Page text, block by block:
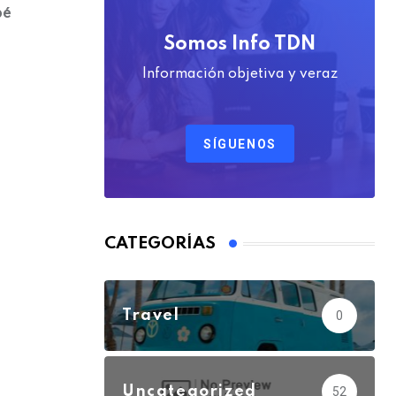
Somos Info TDN
Información objetiva y veraz
SÍGUENOS
CATEGORÍAS
Travel 0
Uncategorized 52